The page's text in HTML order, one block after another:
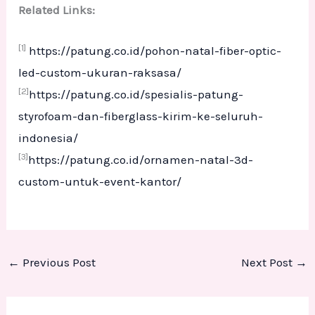
Related Links:
[1] https://patung.co.id/pohon-natal-fiber-optic-
led-custom-ukuran-raksasa/
[2]https://patung.co.id/spesialis-patung-
styrofoam-dan-fiberglass-kirim-ke-seluruh-
indonesia/
[3]https://patung.co.id/ornamen-natal-3d-
custom-untuk-event-kantor/
← Previous Post Next Post →